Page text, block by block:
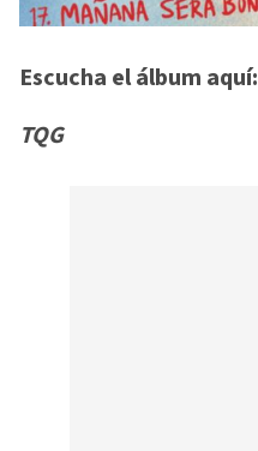
Escucha el álbum aquí:
TQG